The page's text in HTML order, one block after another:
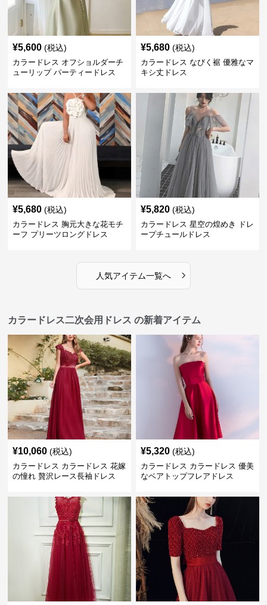
¥5,600 (税込)
カラードレス オフショルダーチ
ューリップ パーティードレス
¥5,680 (税込)
カラードレス なびく裾 優雅なマ
キシ丈ドレス
¥5,680 (税込)
カラードレス 胸元大きな花モチ
ーフ プリーツロングドレス
¥5,820 (税込)
カラードレス 星空の煌めき ドレ
ープチュールドレス
人気アイテム一覧へ ›
¥10,060 (税込)
カラードレス カラードレス 花嫁
の憧れ 贅沢レース長袖ドレス
¥5,320 (税込)
カラードレス カラードレス 優美
なベアトップフレアドレス
¥8,260 (税込) ¥11,020 (税込)